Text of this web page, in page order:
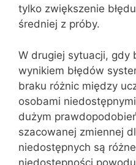
tylko zwiększenie
średniej z próby.
W drugiej sytuacji, gdy
wynikiem błędów
braku różnic między
osobami
dużym
szacowanej zmiennej
niedostępnych są
niedostępności